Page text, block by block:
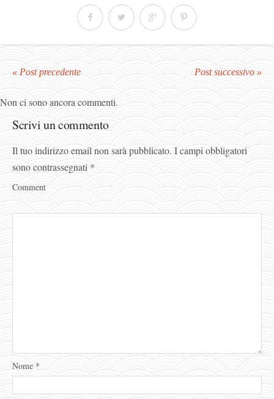
« Post precedente Post successivo »
Non ci sono ancora commenti.
Scrivi un commento
Il tuo indirizzo email non sarà pubblicato. I campi obbligatori
sono contrassegnati *
Comment
Nome *